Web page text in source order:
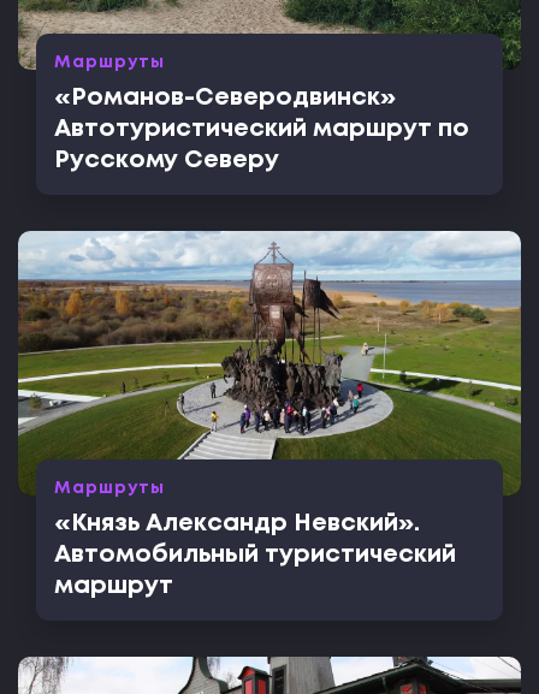
Маршруты
«Романов-Северодвинск»
Автотуристический маршрут по
Русскому Северу
Маршруты
«Князь Александр Невский».
Автомобильный туристический
маршрут